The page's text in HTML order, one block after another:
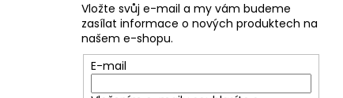
Vložte svůj e-mail a my vám budeme
zasílat informace o nových produktech na
našem e-shopu.
E-mail